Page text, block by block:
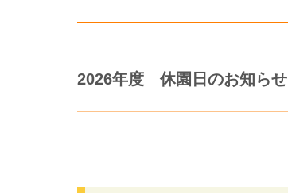
2026年度 休園日のお知らせ